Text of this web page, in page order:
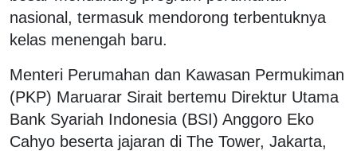
nasional, termasuk mendorong terbentuknya
kelas menengah baru.
Menteri Perumahan dan Kawasan Permukiman
(PKP) Maruarar Sirait bertemu Direktur Utama
Bank Syariah Indonesia (BSI) Anggoro Eko
Cahyo beserta jajaran di The Tower, Jakarta,